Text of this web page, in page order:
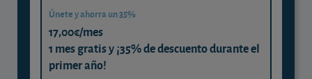
Únete y ahorra un 35%
17,00€/mes
1 mes gratis y ¡35% de descuento durante el
primer año!